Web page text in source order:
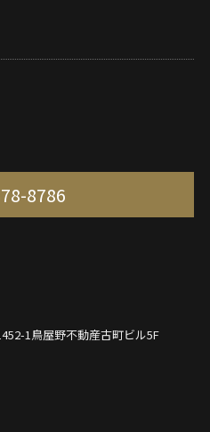
8786
1 鳥屋野不動産古町ビル5F